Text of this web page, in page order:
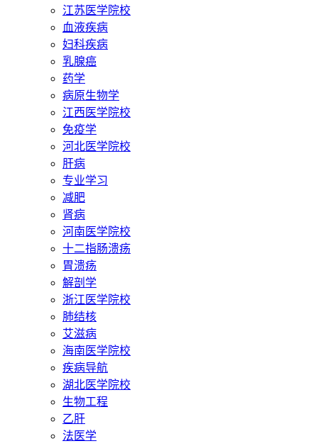
江苏医学院校
血液疾病
妇科疾病
乳腺癌
药学
病原生物学
江西医学院校
免疫学
河北医学院校
肝病
专业学习
减肥
肾病
河南医学院校
十二指肠溃疡
胃溃疡
解剖学
浙江医学院校
肺结核
艾滋病
海南医学院校
疾病导航
湖北医学院校
生物工程
乙肝
法医学